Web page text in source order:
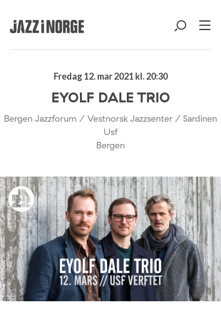
Fredag 12. mar 2021 kl. 20:30
EYOLF DALE TRIO
Bergen Jazzforum / Vestnorsk Jazzsenter / Sardinen
Usf
Bergen